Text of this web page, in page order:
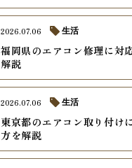
福岡県のエアコン修理に対
解説
2026.07.06 生活
東京都のエアコン取り付け
方を解説
2026.07.06 生活